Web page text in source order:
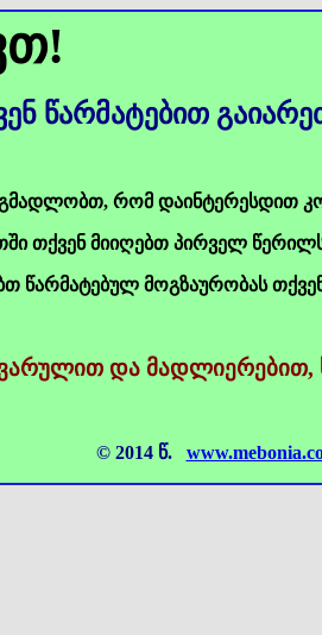
წარმატებით
რომ დაინტერესდით
თქვენ მიიღებთ პირველ
წარმატებულ მოგზაურობას
და მადლიერებით,
© 2014 წ.